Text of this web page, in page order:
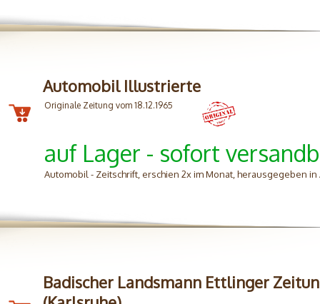
Automobil Illustrierte
Originale Zeitung vom 18.12.1965
auf Lager - sofort
Automobil - Zeitschrift, erschien 2x im Monat, herausgegeben
Badischer Landsmann Ettlinger